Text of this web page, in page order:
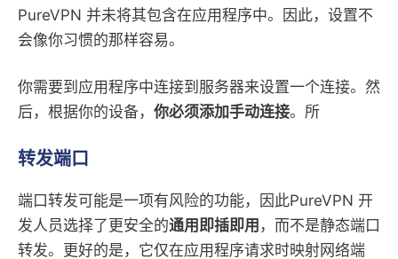
PureVPN 并未将其包含在应用程序中。因此，设置不
会像你习惯的那样容易。
你需要到应用程序中连接到服务器来设置一个连接。然
后，根据你的设备， 你必须添加手动连接。所
转发端口
端口转发可能是一项有风险的功能，因此PureVPN 开
发人员选择了更安全的通用即插即用 ，而不是静态端口
转发。更好的是，它仅在应用程序请求时映射网络端